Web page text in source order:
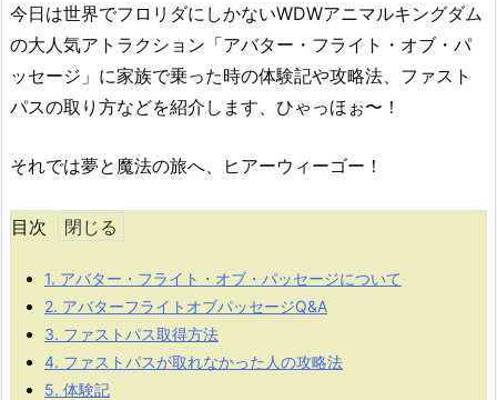
今日は世界でフロリダにしかないWDWアニマルキングダム
の大人気アトラクション「アバター・フライト・オブ・パ
ッセージ」に家族で乗った時の体験記や攻略法、ファスト
パスの取り方などを紹介します、ひゃっほぉ〜！
それでは夢と魔法の旅へ、ヒアーウィーゴー！
目次
1. アバター・フライト・オブ・パッセージについて
2. アバターフライトオブパッセージQ&A
3. ファストパス取得方法
4. ファストパスが取れなかった人の攻略法
5. 体験記